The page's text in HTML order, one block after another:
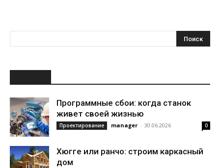
Программные сбои: когда станок
живет своей жизнью
Проектирование manager - 30.06.2026 0
Хюгге или ранчо: строим каркасный
дом